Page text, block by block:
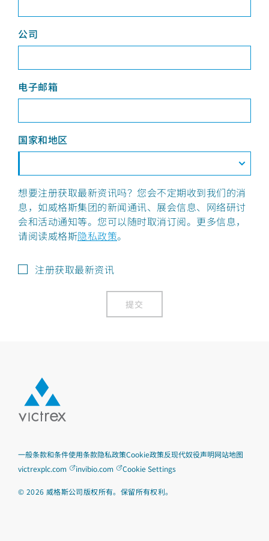
公司
电子邮箱
国家和地区
想要注册获取最新资讯吗？您会不定期收到我们的消
息，如威格斯集团的新闻通讯、展会信息、网络研讨
会和活动通知等。您可以随时取消订阅。更多信息，
请阅读威格斯隐私政策。
注册获取最新资讯
提交
一般条款和条件使用条款隐私政策Cookie政策反现代奴役声明网站地图
victrexplc.com
invibio.com Cookie Settings
© 2026 威格斯公司版权所有。保留所有权利。